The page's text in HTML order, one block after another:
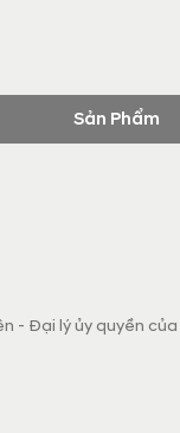
Sản Phẩm
- Đại lý ủy quyền